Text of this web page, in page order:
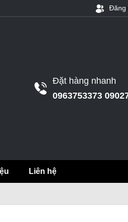
Đăng
Đặt hàng nhanh
0963753373
Liên hệ